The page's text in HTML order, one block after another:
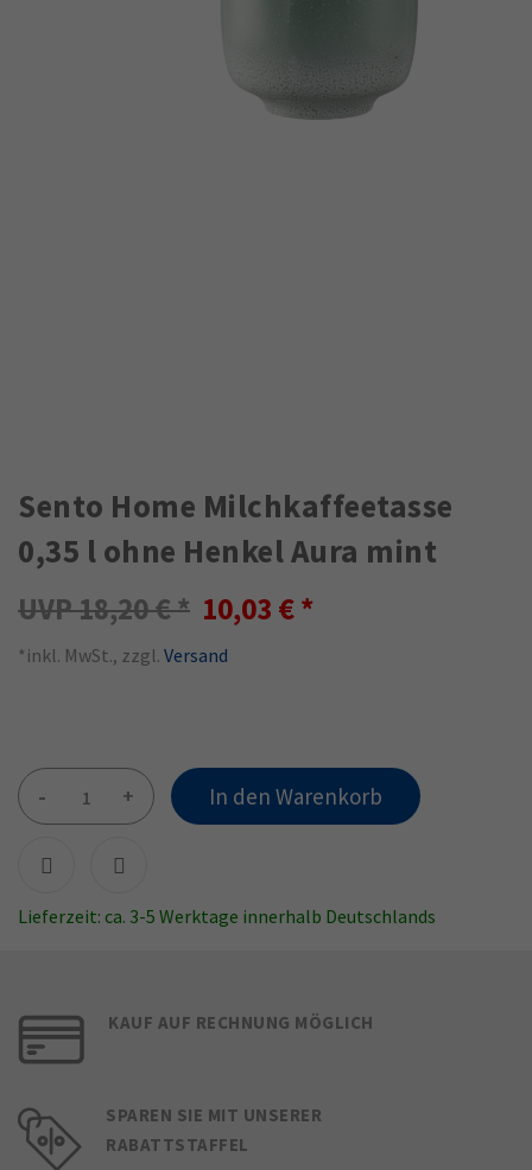
Sento Home Milchkaffeetasse
0,35 l ohne Henkel Aura mint
18,20 € 10,03 €
*inkl. MwSt., zzgl. Versand
- + In den Warenkorb
Lieferzeit: ca. 3-5 Werktage innerhalb Deutschlands
KAUF AUF RECHNUNG MÖGLICH
SPAREN SIE MIT UNSERER
RABATTSTAFFEL